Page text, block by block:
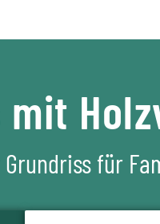
mit
Grundriss für